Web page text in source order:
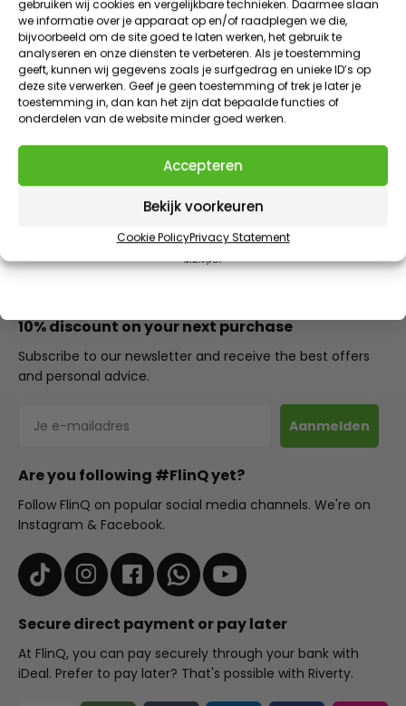
gebruiken wij cookies en vergelijkbare technieken. Daarmee slaan
we informatie over je apparaat op en/of raadplegen we die,
bijvoorbeeld om de site goed te laten werken, het gebruik te
analyseren en onze diensten te verbeteren. Als je toestemming
geeft, kunnen wij gegevens zoals je surfgedrag en unieke ID’s op
deze site verwerken. Geef je geen toestemming of trek je later je
toestemming in, dan kan het zijn dat bepaalde functies of
onderdelen van de website minder goed werken.
Accepteren
Bekijk voorkeuren
Cookie PolicyPrivacy Statement
ADDITIONAL INFORMATION
REVIEWS (1)
DOWNLOAD(S)
10% discount on your next purchase
Subscribe to our newsletter and receive the best offers
and personal advice.
Aanmelden
Are you following #FlinQ yet?
Follow FlinQ on popular social media channels. We're on
Instagram & Facebook.
Secure direct payment or pay later
At FlinQ, you can pay securely through your bank with
iDeal. Prefer to pay later? That's possible with Riverty.
Meld je aan voor onze nieuwsbrief en ontvang direct
10% kortingop je eerste bestelling
VIP KORTINGEN | EXCLUSIEVE TOEGANG | NIEUWE PRODUCTEN
E-mailadres
Claim 10% korting
AANBOD EINDIGT IN
Countdown ends in:
101::50
50
Door dit formulier in te vullen meld je je aan voor onze e-mails. Je kunt je op ieder moment weer
uitschrijven.